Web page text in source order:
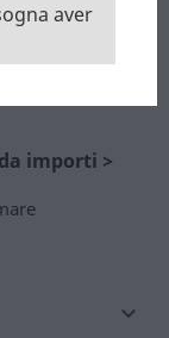
importi >

aver